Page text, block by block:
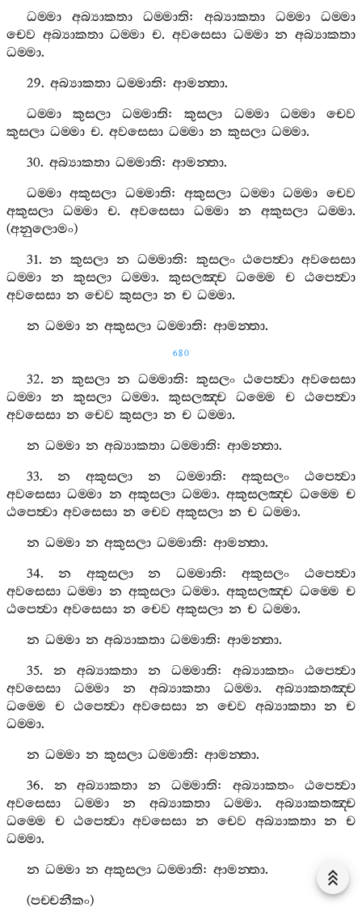
ධම‍්මා
අබ්‍යාකතා ධම‍්මාති: අබ්‍යාකතා ධම‍්මා
ධම‍්මා
චෙව අබ්‍යාකතා ධම‍්මා ච. අවසෙසා ධම‍්මා න අබ්‍යාකතා
ධම‍්මා.
29. අබ්‍යාකතා ධම‍්මාති: ආමන‍්තා.
ධම‍්මා
කුසලා ධම‍්මාති:කුසලා ධම‍්මා ධම‍්මා
චෙව
කුසලා ධම‍්මා ච. අවසෙසා ධම‍්මා න කුසලා ධම‍්මා.
30. අබ්‍යාකතා ධම‍්මාති: ආමන‍්තා.
ධම‍්මා අකුසලා ධම‍්මාති:අකුසලා ධම‍්මා ධම‍්මා චෙව
අකුසලා
ධම‍්මා ච. අවසෙසා ධම‍්මා න අකුසලා ධම‍්මා.
(අනුලොමං)
31.න කුසලා න ධම‍්මාති: කුසලං ඨපෙත්‍වා අවසෙසා
ධම‍්මා
න කුසලා ධම‍්මා. කුසලඤ‍්ච ධම‍්මෙ ච
ඨපෙත්‍වා
අවසෙසා න චෙව කුසලා න ච ධම‍්මා.
න ධම‍්මා න අකුසලා ධම‍්මාති: ආමන‍්තා.
680
32.න කුසලා න ධම‍්මාති:කුසලං ඨපෙත්‍වා අවසෙසා
ධම‍්මා
න කුසලා ධම‍්මා. කුසලඤ‍්ච ධම‍්මෙ ච
ඨපෙත්‍වා
අවසෙසා න චෙව කුසලා න ච ධම‍්මා.
න ධම‍්මා න අබ්‍යාකතා ධම‍්මාති: ආමන‍්තා.
33.න අකුසලා න ධම‍්මාති:අකුසලං
ඨපෙත්‍වා
අවසෙසා ධම‍්මා න අකුසලා ධම‍්මා.අකුසලඤ‍්ච ධම‍්මෙ ච
ඨපෙත්‍වා අවසෙසා න චෙව අකුසලා න ච ධම‍්මා.
න ධම‍්මා න අකුසලා ධම‍්මාති: ආමන‍්තා.
34.න අකුසලා න ධම‍්මාති:අකුසලං
ඨපෙත්‍වා
අවසෙසා ධම‍්මා න අකුසලා ධම‍්මා.අකුසලඤ‍්ච ධම‍්මෙ ච
ඨපෙත්‍වා අවසෙසා න චෙව අකුසලා න ච ධම‍්මා.
න ධම‍්මා න අබ්‍යාකතා ධම‍්මාති: ආමන‍්තා.
35. න අබ්‍යාකතා න ධම‍්මාති: අබ්‍යාකතං
ඨපෙත්‍වා
අවසෙසා
ධම‍්මා න අබ්‍යාකතා ධම‍්මා. අබ්‍යාකතඤ‍්ච
ධම‍්මෙ
ච ඨපෙත්‍වා අවසෙසා න චෙව අබ්‍යාකතා න
ච
ධම‍්මා.
න ධම‍්මා න කුසලා ධම‍්මාති: ආමන‍්තා.
36. න අබ්‍යාකතා න ධම‍්මාති:අබ්‍යාකතං
ඨපෙත්‍වා
අවසෙසා
ධම‍්මා න අබ්‍යාකතා ධම‍්මා. අබ්‍යාකතඤ‍්ච
ධම‍්මෙ
ච ඨපෙත්‍වා අවසෙසා න චෙව අබ්‍යාකතා න
ච
ධම‍්මා.
න ධම‍්මා න අකුසලා ධම‍්මාති: ආමන‍්තා.
(පච‍්චනීකං)